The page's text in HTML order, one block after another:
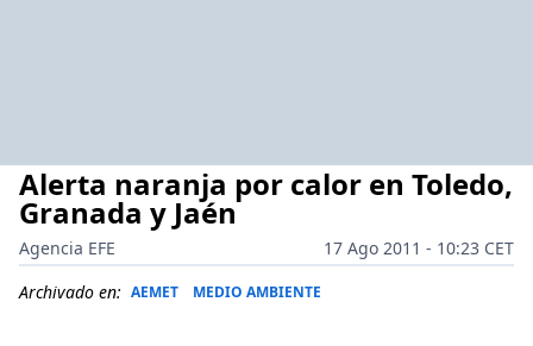
Alerta naranja por calor en Toledo,
Granada y Jaén
Agencia EFE
17 Ago 2011 - 10:23 CET
Archivado en: AEMET MEDIO AMBIENTE